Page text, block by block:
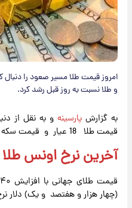
امروز قیمت طلا مسیر صعود را دنبال
و طلا نسبت به روز قبل رشد کرد.
به گزارشپارسینهو به نقل از
قیمت طلا 18 عیار و قیمت سکه امامی است.
آخرین نرخ اونس طلا
(چهار هزار و هفتصد و یک) دلار